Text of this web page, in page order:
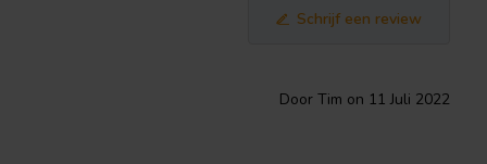
Schrijf een review
Door Tim on 11 Juli 2022